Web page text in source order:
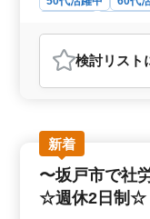
おすすめポイント
＜駅チカで通勤
坂戸駅から徒歩で
り、毎日の通勤時
る環境が整って
ランシニアの方が
ます。シニア世代
学びの機会も豊富
ートがあり、安心
検討リスト
新着
〜坂戸市で社
☆週休2日制☆